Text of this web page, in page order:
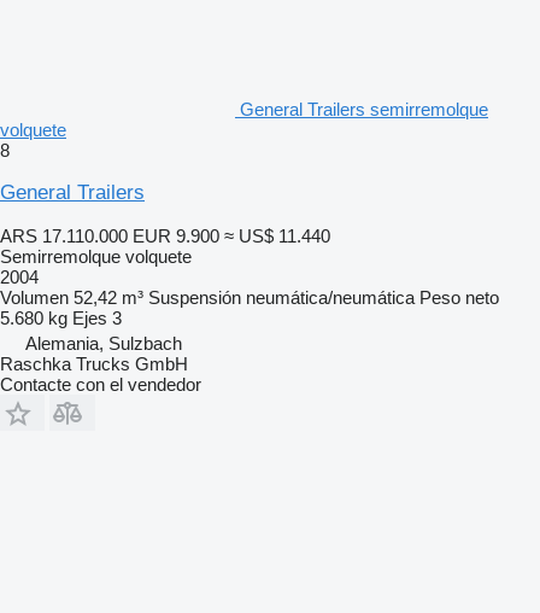
General Trailers semirremolque
volquete
8
General Trailers
ARS 17.110.000 EUR 9.900 ≈ US$ 11.440
Semirremolque volquete
2004
Volumen 52,42 m³ Suspensión neumática/neumática Peso neto
5.680 kg Ejes 3
Alemania, Sulzbach
Raschka Trucks GmbH
Contacte con el vendedor